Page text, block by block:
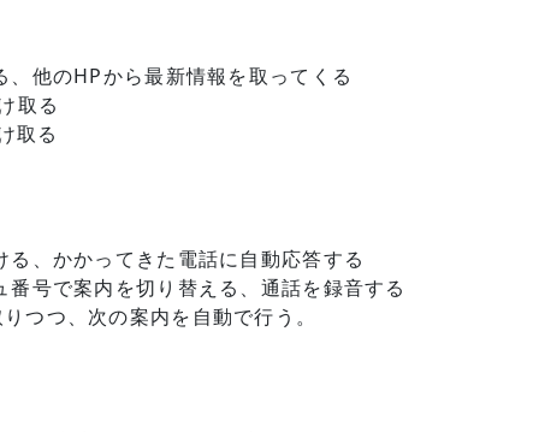
、他のHPから最新情報を取ってくる
取る
取る
、かかってきた電話に自動応答する
号で案内を切り替える、通話を録音する
つつ、次の案内を自動で行う。